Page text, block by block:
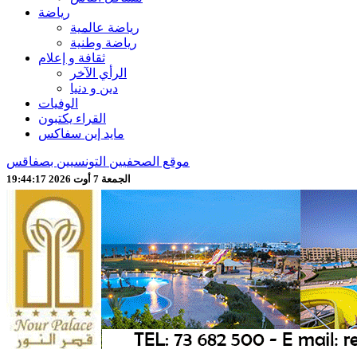
رياضة
رياضة عالمية
رياضة وطنية
ثقافة و إعلام
الرأي الآخر
دين و دنيا
الوفيات
القراء يكتبون
مايد إين سفاكس
موقع الصحفيين التونسيين بصفاقس
الجمعة 7 أوت 2026 19:44:19